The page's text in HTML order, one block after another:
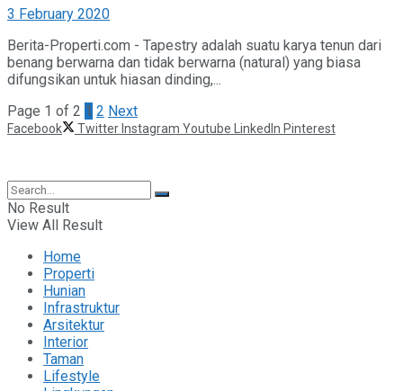
3 February 2020
Berita-Properti.com - Tapestry adalah suatu karya tenun dari
benang berwarna dan tidak berwarna (natural) yang biasa
difungsikan untuk hiasan dinding,...
Page 1 of 2 1 2 Next
Facebook Twitter Instagram Youtube LinkedIn Pinterest
No Result
View All Result
Home
Properti
Hunian
Infrastruktur
Arsitektur
Interior
Taman
Lifestyle